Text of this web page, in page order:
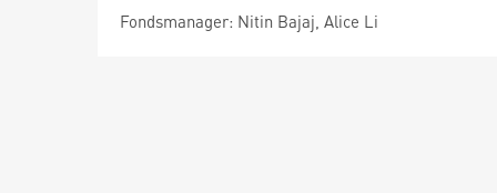
Fondsmanager: Nitin Bajaj, Alice Li